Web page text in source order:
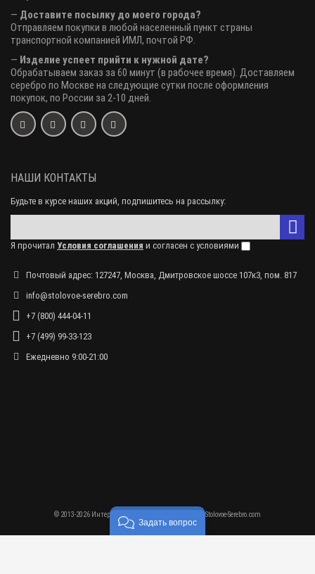
— Доставите посылку до моего города?
Отправляем покупки в любой населенный пункт страны
транспортной компанией ИМЛ, почтой РФ.
— Изделие успеет прийти к нужной дате?
Обрабатываем заказ за 60 минут (в рабочее время). Доставляем
серебро по Москве на следующие сутки после оформления
покупок, по России за 2-10 дней.
НАШИ КОНТАКТЫ
Будьте в курсе наших акций, подпишитесь на рассылку:
Я прочитал Условия соглашения и согласен с условиями
Почтовый адрес: 127247, Москва, Дмитровское шоссе 107к3, пом. 817
info@stolovoe-serebro.com
+7 (800) 444-04-11
+7 (499) 99-33-123
Ежедневно 9:00-21:00
© 2013-2026 Интернет-магазин столового серебра - Stolovoe-Serebro.com
Задать вопрос